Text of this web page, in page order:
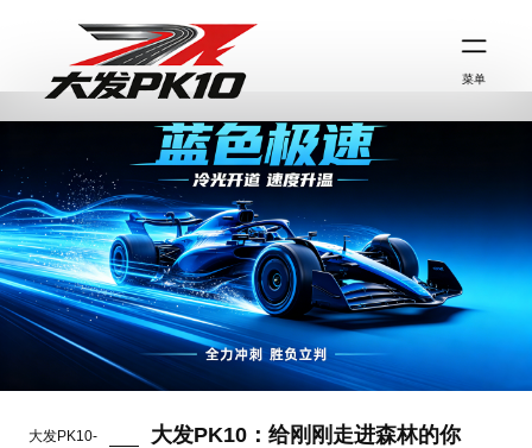
大发PK10-
大发PK10：给刚刚走进森林的你
菜单